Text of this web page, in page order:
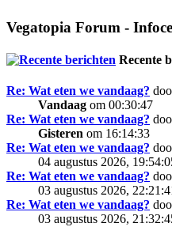
Vegatopia Forum -
Recente
Re: Wat eten we vandaag?
Vandaag om 00:30:47
Re: Wat eten we vandaag?
Gisteren om 16:14:33
Re: Wat eten we vandaag?
04 augustus 2026,
Re: Wat eten we vandaag?
03 augustus 2026,
Re: Wat eten we vandaag?
03 augustus 2026,